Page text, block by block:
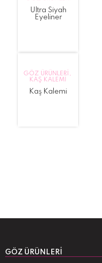
Ultra Siyah
Eyeliner
GÖZ ÜRÜNLERI ,
KAŞ KALEMI
Kaş Kalemi
GÖZ ÜRÜNLERI